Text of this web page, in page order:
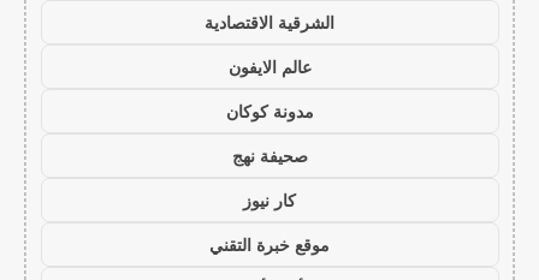
الشرقية الاقتصادية
عالم الايفون
مدونة كوكان
صحيفة نهج
كار نيوز
موقع خبرة التقني